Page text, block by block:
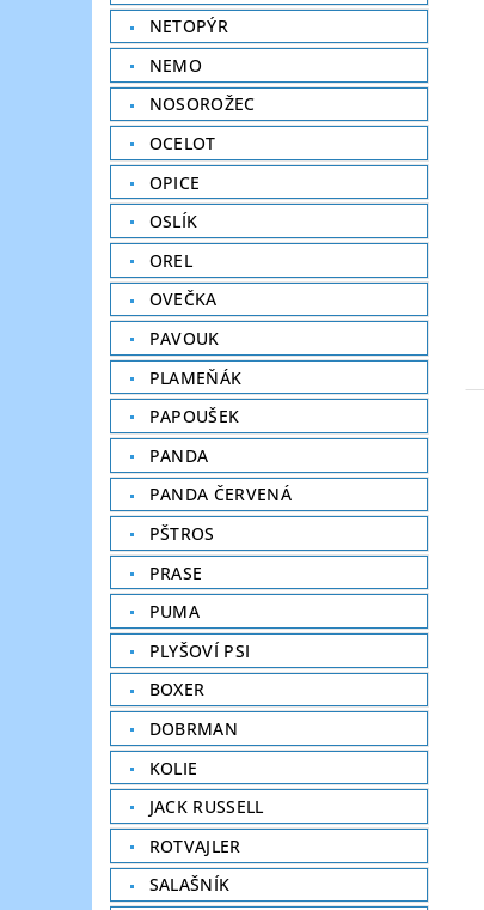
NETOPÝR
NEMO
NOSOROŽEC
OCELOT
OPICE
OSLÍK
OREL
OVEČKA
PAVOUK
PLAMEŇÁK
PAPOUŠEK
PANDA
PANDA ČERVENÁ
PŠTROS
PRASE
PUMA
PLYŠOVÍ PSI
BOXER
DOBRMAN
KOLIE
JACK RUSSELL
ROTVAJLER
SALAŠNÍK